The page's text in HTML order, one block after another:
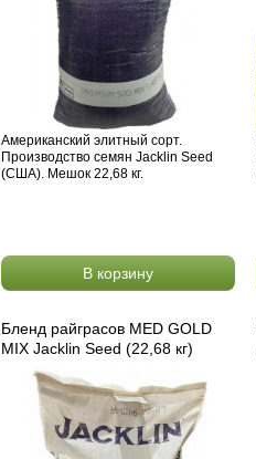
Американский элитный сорт.
Производство семян Jacklin Seed
(США). Мешок 22,68 кг.
В корзину
Бленд райграсов MED GOLD
MIX Jacklin Seed (22,68 кг)